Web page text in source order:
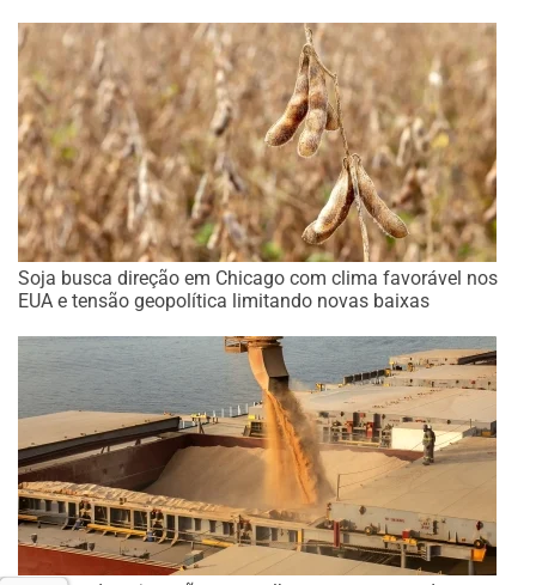
Soja busca direção em Chicago com clima favorável nos
EUA e tensão geopolítica limitando novas baixas